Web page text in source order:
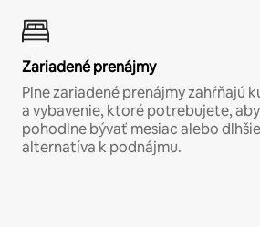
Zariadené prenájmy
Plne zariadené prenájmy zahŕňajú
a vybavenie, ktoré potrebujete,
pohodlne bývať mesiac alebo
alternatíva k podnájmu.